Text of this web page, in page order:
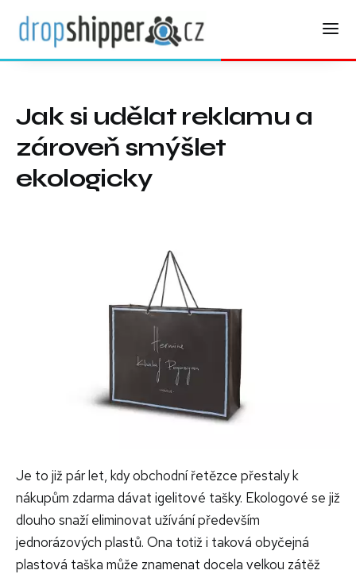
Jak si udělat reklamu a
zároveň smýšlet
ekologicky
Je to již pár let, kdy obchodní řetězce přestaly k
nákupům zdarma dávat igelitové tašky. Ekologové se již
dlouho snaží eliminovat užívání především
jednorázových plastů. Ona totiž i taková obyčejná
plastová taška může znamenat docela velkou zátěž